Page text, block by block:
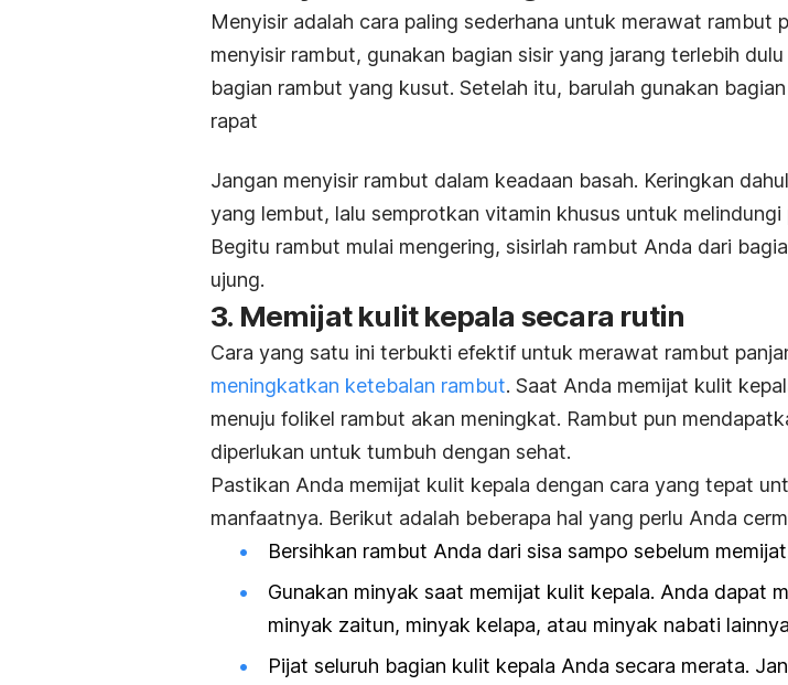
Menyisir adalah cara paling sederhana untuk merawat rambut
menyisir rambut, gunakan bagian sisir yang jarang terlebih
bagian rambut yang kusut. Setelah itu, barulah gunakan
rapat
Jangan menyisir rambut dalam keadaan basah. Keringkan
yang lembut, lalu semprotkan vitamin khusus untuk melindungi
Begitu rambut mulai mengering, sisirlah rambut Anda dari
ujung.
3. Memijat kulit kepala secara rutin
Cara yang satu ini terbukti efektif untuk merawat rambut
meningkatkan ketebalan rambut. Saat Anda memijat kulit
menuju folikel rambut akan meningkat. Rambut pun
diperlukan untuk tumbuh dengan sehat.
Pastikan Anda memijat kulit kepala dengan cara yang tepat
manfaatnya. Berikut adalah beberapa hal yang perlu Anda
Bersihkan rambut Anda dari sisa sampo sebelum
Gunakan minyak saat memijat kulit kepala. Anda dapat
minyak zaitun, minyak kelapa, atau minyak nabati
Pijat seluruh bagian kulit kepala Anda secara merata.